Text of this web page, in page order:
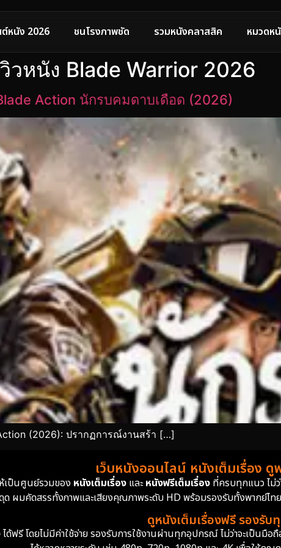
หนัง 2026 ชนโรงภาพชัด รวมหนังคลาสสิค หมวดห
วหนัง Blade Warrior 2026
Action นักรบคมดาบเดือด (2026)
(2026): ปรากฏการณ์งานสร้า […]
เว็บหนังออนไลน์ หนังเต็มเรื่อง
ป็นศูนย์รวมของ หนังเต็มเรื่องและหนังฟรีเต็มเรื่องที่ครบทุกแนว ไม่ว่
ด ผมคัดสรรทั้งภาพและเสียงคุณภาพระดับ HD พร้อมรองรับทั้งพากย์ไ
ดูหนังเต็มเรื่องฟรี รองรั
ได้ฟรี โดยไม่มีค่าใช้จ่าย รองรับการใช้งานผ่านทุกอุปกรณ์ ไม่ว่าจะเป็นมื